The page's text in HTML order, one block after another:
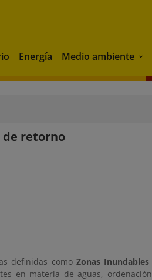
Energía Medio ambiente
de retorno
definidas como Zonas
en materia de aguas,